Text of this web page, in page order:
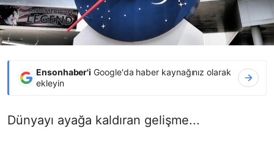
Ensonhaber'i Google'da haber kaynağınız olarak
ekleyin
Dünyayı ayağa kaldıran gelişme...